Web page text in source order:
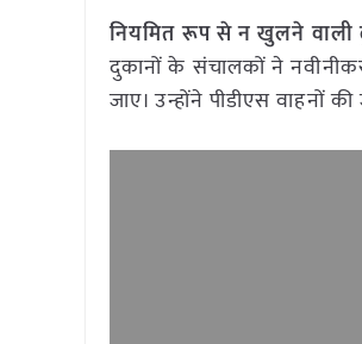
नियमित रूप से न खुलने वाली
दुकानों के संचालकों ने
जाए। उन्होंने पीडीएस वाहनों